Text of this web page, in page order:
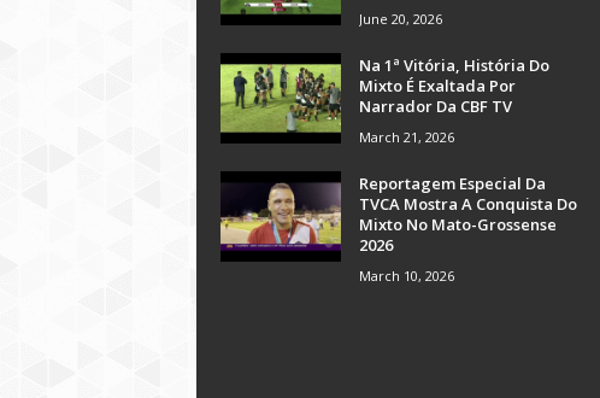
June 20, 2026
Na 1ª Vitória, História Do
Mixto É Exaltada Por
Narrador Da CBF TV
March 21, 2026
Reportagem Especial Da
TVCA Mostra A Conquista Do
Mixto No Mato-Grossense
2026
March 10, 2026